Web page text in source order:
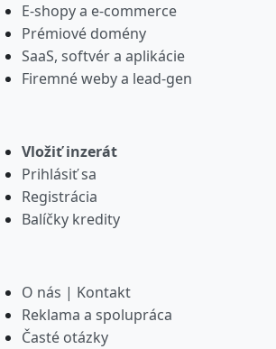
E-shopy a e-commerce
Prémiové domény
SaaS, softvér a aplikácie
Firemné weby a lead-gen
Vložiť inzerát
Prihlásiť sa
Registrácia
Balíčky kredity
O nás | Kontakt
Reklama a spolupráca
Časté otázky